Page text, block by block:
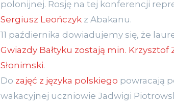
polonijnej. Rosję na tej konferencji
Sergiusz Leończyk z Abakanu.
11 paźdiernika dowiadujemy się, że
Gwiazdy Bałtyku zostają min. Krzysztof
Słonimski.
Do zajęć z języka polskiego powracają
wakacyjnej uczniowie Jadwigi